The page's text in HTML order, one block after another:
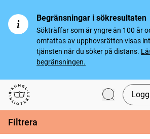
Begränsningar i sökresultaten
Sökträffar som är yngre än 100 år
omfattas av upphovsrätten visas
tjänsten när du söker på distans.
begränsningen.
Svenska tidningar
Filtrera